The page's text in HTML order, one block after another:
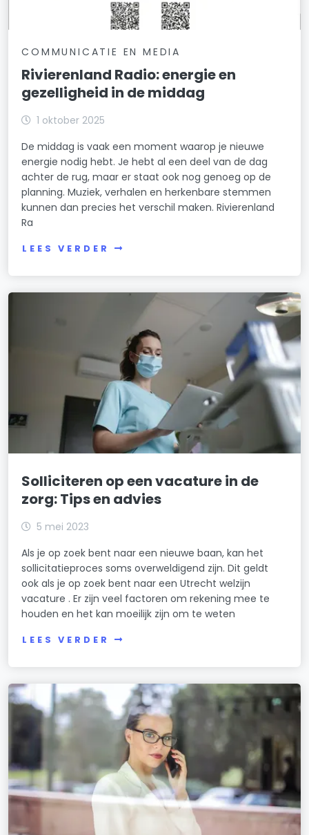
COMMUNICATIE EN MEDIA
Rivierenland Radio: energie en
gezelligheid in de middag
1 oktober 2025
De middag is vaak een moment waarop je nieuwe
energie nodig hebt. Je hebt al een deel van de dag
achter de rug, maar er staat ook nog genoeg op de
planning. Muziek, verhalen en herkenbare stemmen
kunnen dan precies het verschil maken. Rivierenland
Ra
LEES VERDER
Solliciteren op een vacature in de
zorg: Tips en advies
5 mei 2023
Als je op zoek bent naar een nieuwe baan, kan het
sollicitatieproces soms overweldigend zijn. Dit geldt
ook als je op zoek bent naar een Utrecht welzijn
vacature . Er zijn veel factoren om rekening mee te
houden en het kan moeilijk zijn om te weten
LEES VERDER